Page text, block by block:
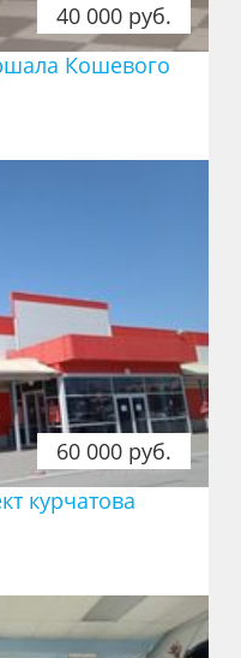
40 000 руб.
Кошевого
60 000 руб.
курчатова